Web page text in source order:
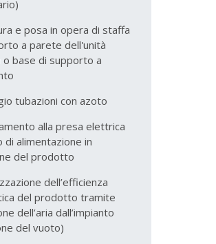
e posa in opera di staffa
a parete dell'unità
base di supporto a
tubazioni con azoto
alla presa elettrica
di alimentazione in
del prodotto
dell’efficienza
del prodotto tramite
dell’aria dall’impianto
del vuoto)